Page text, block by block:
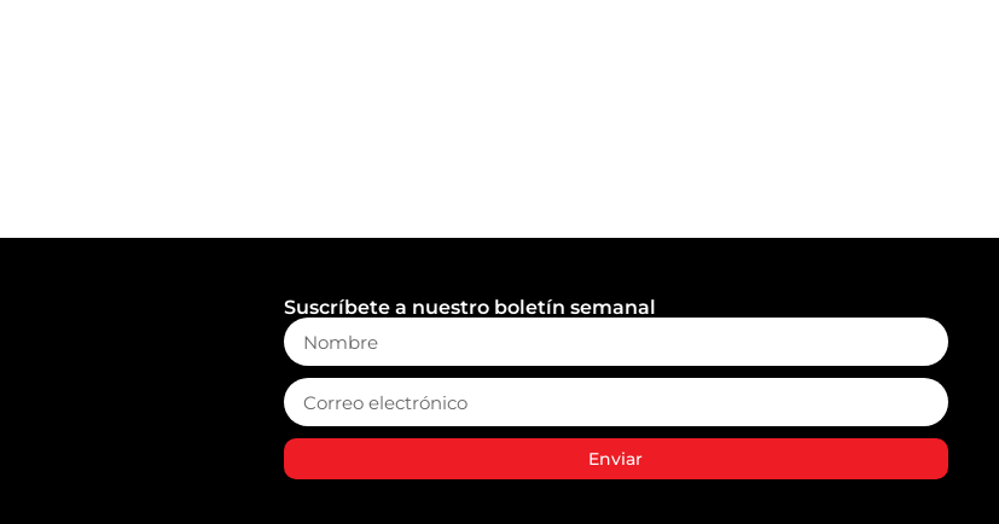
Suscríbete a nuestro boletín semanal
Enviar